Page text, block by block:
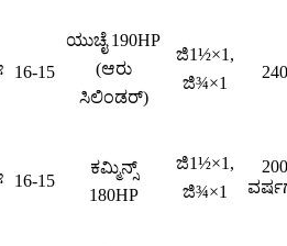
16-15
ಯುಚೈ 190HP
(ಆರು
ಸಿಲಿಂಡರ್)
ಜಿ1½×1,
ಜಿ¾×1
16-15
ಕಮ್ಮಿನ್ಸ್
180HP
ಜಿ1½×1,
ಜಿ¾×1